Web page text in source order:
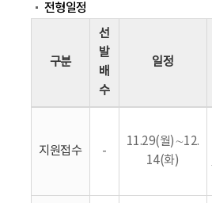
전형일정
구분
선
발
배
수
일정
지원접수 -
11.29(월)∼12.
14(화)